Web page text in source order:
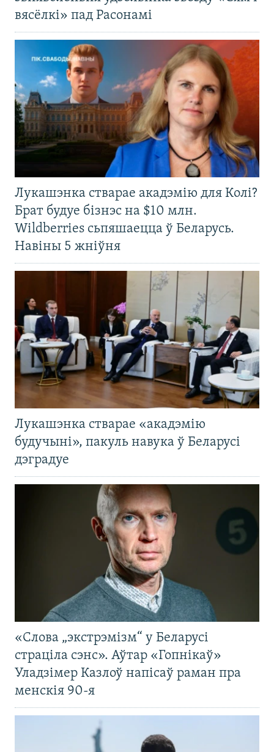
вясёлкі» пад Расонамі
Лукашэнка стварае акадэмію для Колі?
Брат будуе бізнэс на $10 млн.
Wildberries сьпяшаецца ў Беларусь.
Навіны 5 жніўня
Лукашэнка стварае «акадэмію
будучыні», пакуль навука ў Беларусі
дэградуе
«Слова „экстрэмізм“ у Беларусі
страціла сэнс». Аўтар «Гопнікаў»
Уладзімер Казлоў напісаў раман пра
менскія 90-я